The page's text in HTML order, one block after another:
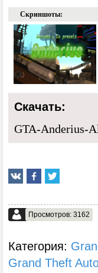
Скриншоты:
Скачать:
GTA-Anderius-
Просмотров: 3162
Категория:
Grand Theft